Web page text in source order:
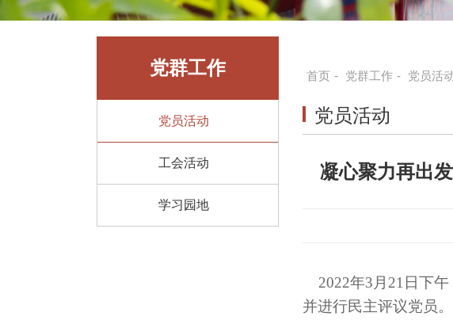
党群工作
党员活动
工会活动
学习园地
首页 - 党群工作 - 党员活
党员活动
凝心聚力再出
2022年3月21日下
并进行民主评议党员